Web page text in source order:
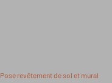
En cours :
Pose revêtement de sol et mural